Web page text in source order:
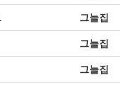
그늘집
그늘집
그늘집